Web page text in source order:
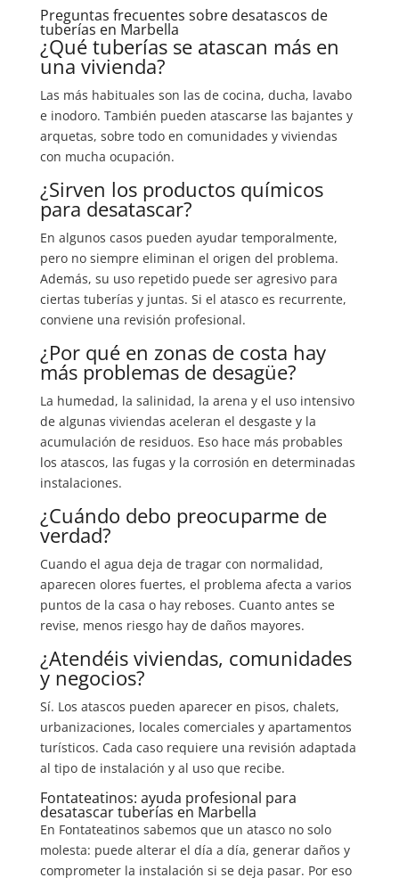
Preguntas frecuentes sobre desatascos de
tuberías en Marbella
¿Qué tuberías se atascan más en
una vivienda?
Las más habituales son las de cocina, ducha, lavabo
e inodoro. También pueden atascarse las bajantes y
arquetas, sobre todo en comunidades y viviendas
con mucha ocupación.
¿Sirven los productos químicos
para desatascar?
En algunos casos pueden ayudar temporalmente,
pero no siempre eliminan el origen del problema.
Además, su uso repetido puede ser agresivo para
ciertas tuberías y juntas. Si el atasco es recurrente,
conviene una revisión profesional.
¿Por qué en zonas de costa hay
más problemas de desagüe?
La humedad, la salinidad, la arena y el uso intensivo
de algunas viviendas aceleran el desgaste y la
acumulación de residuos. Eso hace más probables
los atascos, las fugas y la corrosión en determinadas
instalaciones.
¿Cuándo debo preocuparme de
verdad?
Cuando el agua deja de tragar con normalidad,
aparecen olores fuertes, el problema afecta a varios
puntos de la casa o hay reboses. Cuanto antes se
revise, menos riesgo hay de daños mayores.
¿Atendéis viviendas, comunidades
y negocios?
Sí. Los atascos pueden aparecer en pisos, chalets,
urbanizaciones, locales comerciales y apartamentos
turísticos. Cada caso requiere una revisión adaptada
al tipo de instalación y al uso que recibe.
Fontateatinos: ayuda profesional para
desatascar tuberías en Marbella
En Fontateatinos sabemos que un atasco no solo
molesta: puede alterar el día a día, generar daños y
comprometer la instalación si se deja pasar. Por eso